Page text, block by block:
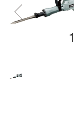
1